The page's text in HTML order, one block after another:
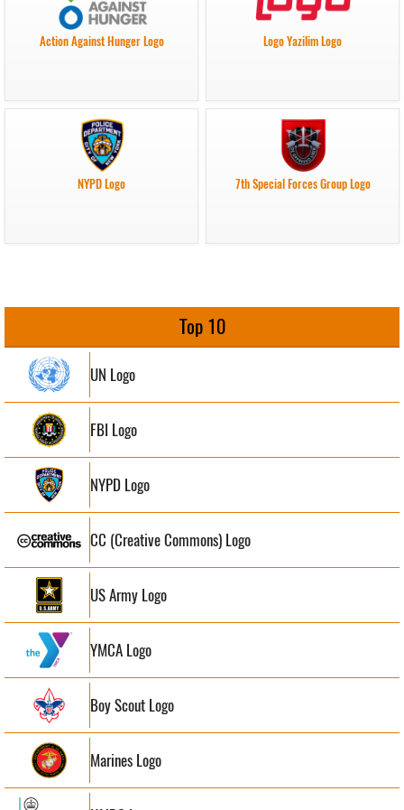
Action Against Hunger Logo Logo Yazilim Logo
NYPD Logo 7th Special Forces Group Logo
Top 10
UN Logo
FBI Logo
NYPD Logo
CC (Creative Commons) Logo
US Army Logo
YMCA Logo
Boy Scout Logo
Marines Logo